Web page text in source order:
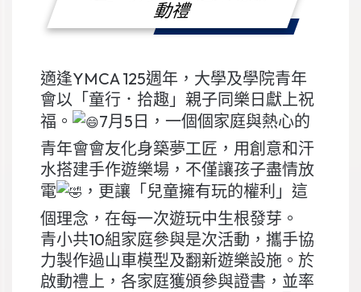
動禮
適逢YMCA 125週年，大學及學院青年
會以「童行．拾趣」親子同樂日獻上祝
福。
7月5日，一個個家庭與熱心的
青年會會友化身築夢工匠，用創意和汗
水搭建手作遊樂場，不僅讓孩子盡情放
電
，更讓「兒童擁有玩的權利」這
個理念，在每一次遊玩中生根發芽。
青小共10組家庭參與是次活動，攜手協
力製作過山車模型及翻新遊樂設施。於
啟動禮上，各家庭獲頒參與證書，並率